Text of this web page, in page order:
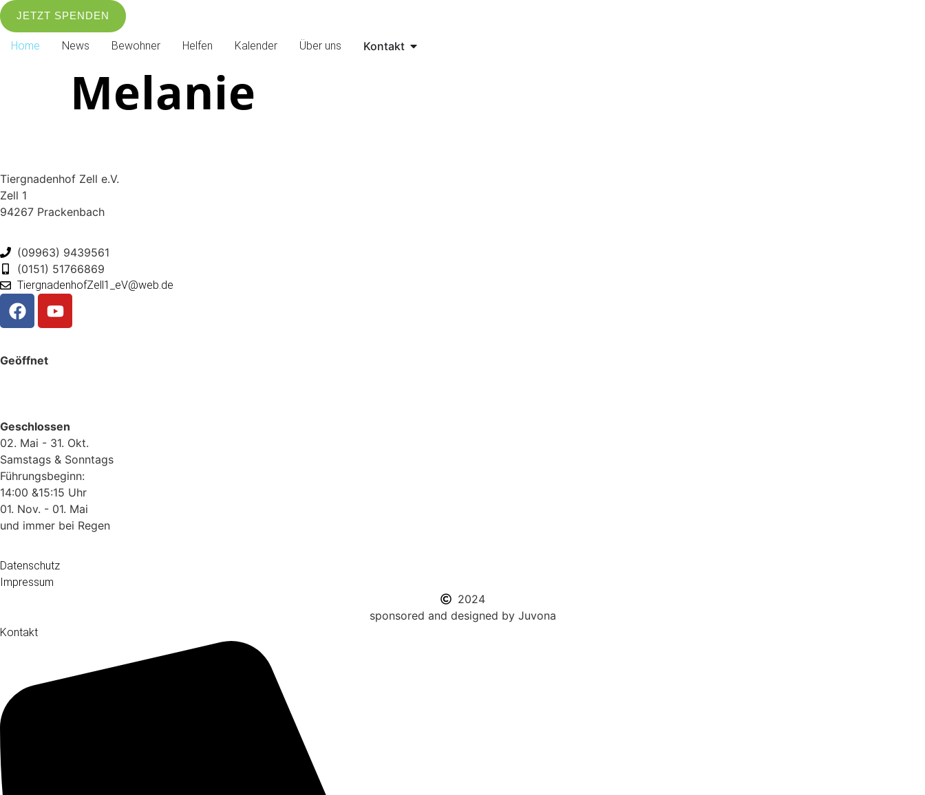
JETZT SPENDEN
Home News Bewohner Helfen Kalender Über uns Kontakt
Melanie
Tiergnadenhof Zell e.V.
Zell 1
94267 Prackenbach
(09963) 9439561
(0151) 51766869
TiergnadenhofZell1_eV@web.de
Geöffnet
Geschlossen
02. Mai - 31. Okt.
Samstags & Sonntags
Führungsbeginn:
14:00 &15:15 Uhr
01. Nov. - 01. Mai
und immer bei Regen
Datenschutz
Impressum
2024
sponsored and designed by Juvona
Kontakt